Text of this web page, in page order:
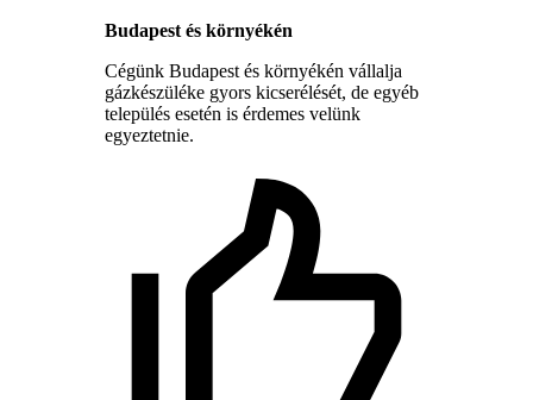
Budapest és környékén
Cégünk Budapest és környékén vállalja
gázkészüléke gyors kicserélését, de egyéb
település esetén is érdemes velünk
egyeztetnie.